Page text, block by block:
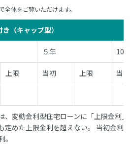
全体をご覧いただけます。
（キャップ型）
５年 10
上限 当初 上限 当初
変動金利型住宅ローンに「上限金利
定めた上限金利を超えない。 当初金利